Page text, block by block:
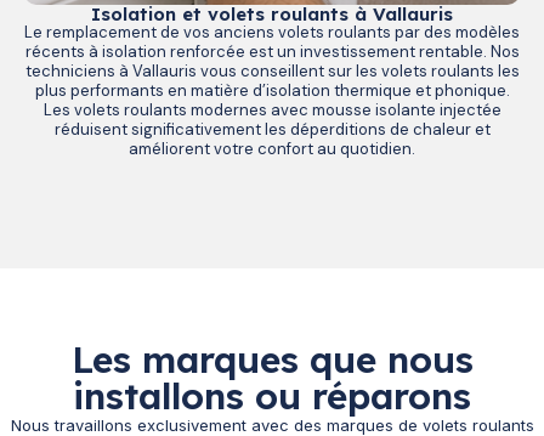
Isolation et volets roulants à Vallauris
Le remplacement de vos anciens volets roulants par des modèles
récents à isolation renforcée est un investissement rentable. Nos
techniciens à Vallauris vous conseillent sur les volets roulants les
plus performants en matière d’isolation thermique et phonique.
Les volets roulants modernes avec mousse isolante injectée
réduisent significativement les déperditions de chaleur et
améliorent votre confort au quotidien.
Les marques que nous
installons ou réparons
Nous travaillons exclusivement avec des marques de volets roulants